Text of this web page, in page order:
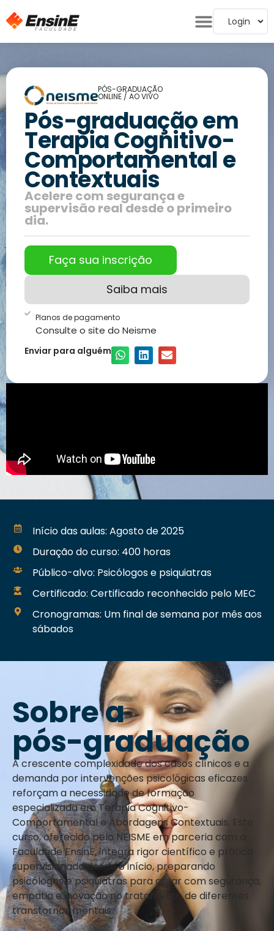
Login
PÓS-GRADUAÇÃO
ONLINE / AO VIVO
Pós-graduação em
Terapia Cognitivo-
Comportamental e
Contextuais
Acelere com segurança e
supervisão real desde o primeiro
dia.
Faça sua inscrição
Saiba mais
Planos de pagamento
Consulte o site do Neisme
Enviar para alguém
Início das aulas: Agosto de 2025
Duração do curso: 400 horas
Público-alvo: Psicólogos e psiquiatras
Certificado: Certificado reconhecido pelo MEC
Cronogramas: Um final de semana por mês aos
sábados
Sobre a
pós-graduação
A crescente complexidade dos casos clínicos e a
demanda por intervenções psicológicas eficazes
reforçam a necessidade de formação
especializada em Terapia Cognitivo-
Comportamental e Abordagens Contextuais. Este
curso, oferecido pelo NEISME em parceria com a
Faculdade EnsinE, integra rigor científico e prática
supervisionada desde o início, preparando
psicólogos e psiquiatras para atuar com segurança,
empatia e inovação no tratamento de diferentes
transtornos mentais.